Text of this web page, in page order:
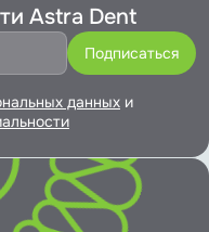
Astra Dent
данных и